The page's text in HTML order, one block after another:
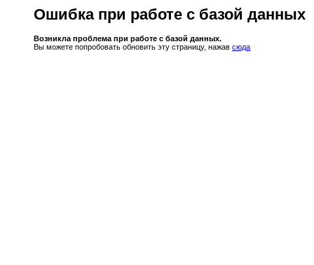
Ошибка при работе с базой данных
Возникла проблема при работе с базой данных.
Вы можете попробовать обновить эту страницу, нажав сюда